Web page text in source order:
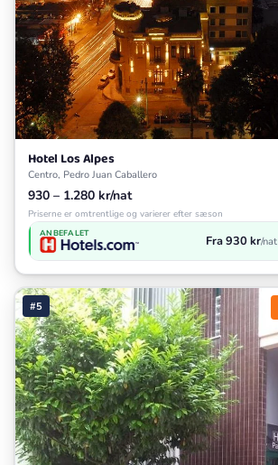
Hotel Los Alpes
Centro, Pedro Juan Caballero
930 – 1.280 kr/nat
Priserne er omtrentlige og varierer efter sæson
ANBEFALET Fra 930 kr/nat
#5